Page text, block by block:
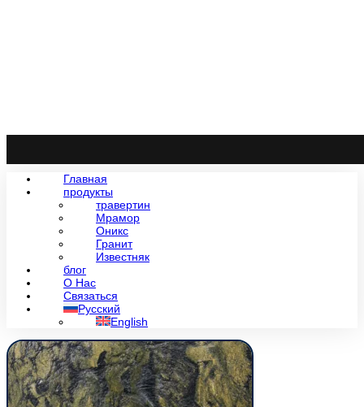
Главная
продукты
травертин
Мрамор
Оникс
Гранит
Известняк
блог
О Нас
Связаться
Русский
English